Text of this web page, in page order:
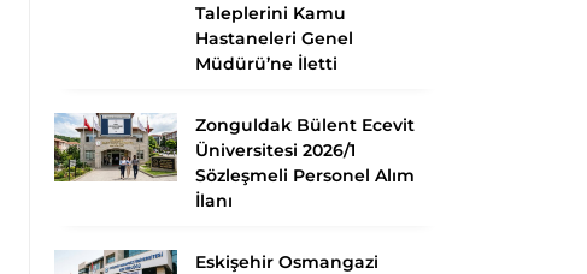
Taleplerini Kamu
Hastaneleri Genel
Müdürü’ne İletti
Zonguldak Bülent Ecevit
Üniversitesi 2026/1
Sözleşmeli Personel Alım
İlanı
Eskişehir Osmangazi